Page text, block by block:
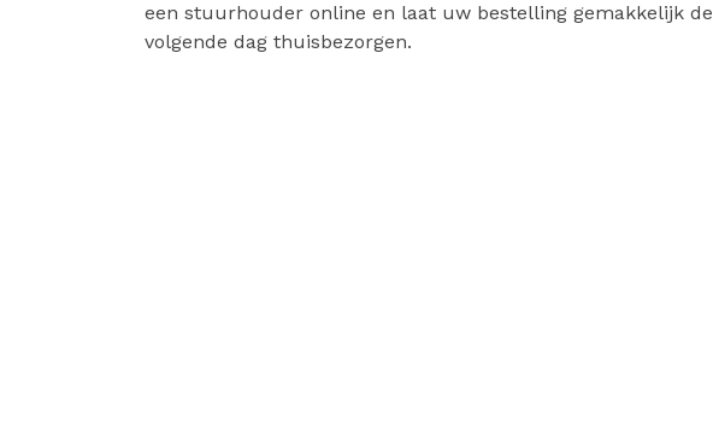
een stuurhouder online en laat uw bestelling gemakkelijk de
volgende dag thuisbezorgen.